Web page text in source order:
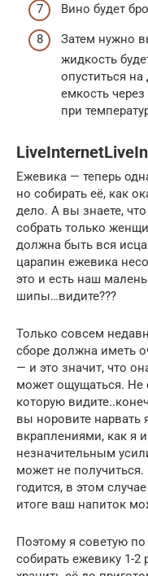
Вино будет
Затем нужно
жидкость
опуститься
емкость
при
Ежевика — теперь
но собирать её, как
дело. А вы знаете,
собрать только
должна быть вся
царапин ежевика
это и есть наш
шипы…видите???
Только совсем
сборе должна иметь
— и это значит, что
может ощущаться. Не
которую
вы норовите нарвать
вкраплениями, как я
незначительным
может не
годится, в этом
итоге ваш напиток
Поэтому я советую
собирать ежевику 1-